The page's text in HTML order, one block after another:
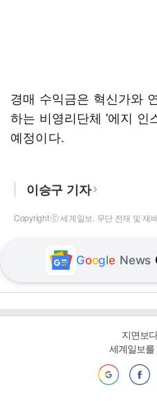
경매 수익금은 혁신가와
하는 비영리단체 '에지 인
예정이다.
이승구 기자
Copyright ⓒ 세계일보. 무단 전재 및 재
Google News
지면보
세계일보